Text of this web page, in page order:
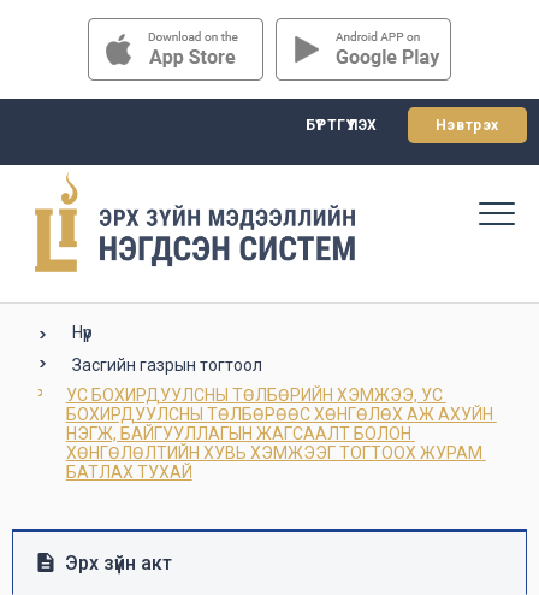
БҮРТГҮҮЛЭХ Нэвтрэх
Нүүр
Засгийн газрын тогтоол
УС БОХИРДУУЛСНЫ ТӨЛБӨРИЙН ХЭМЖЭЭ, УС
БОХИРДУУЛСНЫ ТӨЛБӨРӨӨС ХӨНГӨЛӨХ АЖ АХУЙН
НЭГЖ, БАЙГУУЛЛАГЫН ЖАГСААЛТ БОЛОН
ХӨНГӨЛӨЛТИЙН ХУВЬ ХЭМЖЭЭГ ТОГТООХ ЖУРАМ
БАТЛАХ ТУХАЙ
Эрх зүйн акт